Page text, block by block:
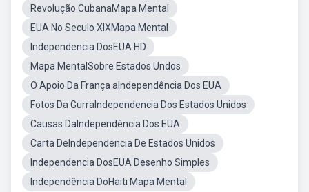
Revolução CubanaMapa Mental
EUA No Seculo XIXMapa Mental
Independencia DosEUA HD
Mapa MentalSobre Estados Undos
O Apoio Da França aIndependência Dos EUA
Fotos Da GurraIndependencia Dos Estados Unidos
Causas DaIndependência Dos EUA
Carta DeIndependencia De Estados Unidos
Independencia DosEUA Desenho Simples
Independência DoHaiti Mapa Mental